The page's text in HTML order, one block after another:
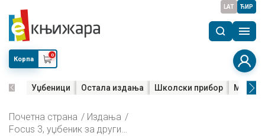
LAT ЋИР
Корпа
0
Уџбеници Остала издања Школски прибор Мала
Почетна страна
Издања
Focus 3, уџбеник за други разред гимназија и средњих стручних школа